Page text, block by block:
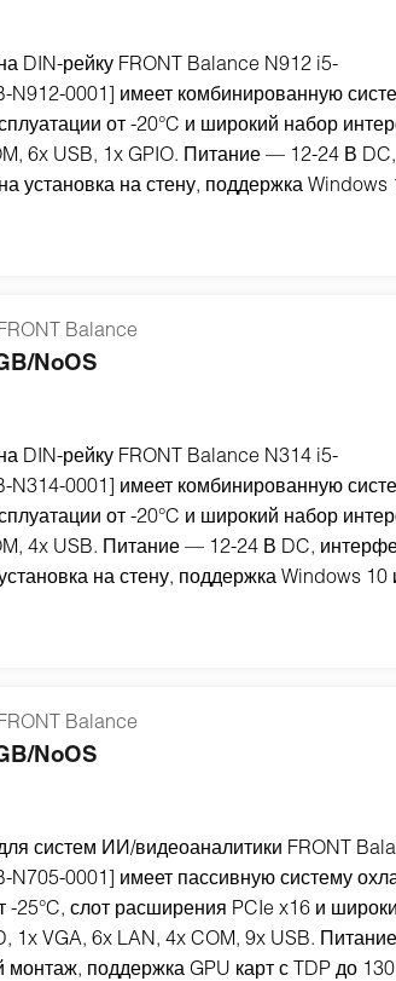
DIN-рейку FRONT Balance N912 i5-
N912-0001] имеет комбинированную
от -20°C и широкий набор
6x USB, 1x GPIO. Питание — 12-24 В
установка на стену, поддержка Windows
Balance
NoOS
DIN-рейку FRONT Balance N314 i5-
N314-0001] имеет комбинированную
от -20°C и широкий набор
4x USB. Питание — 12-24 В DC,
на стену, поддержка Windows 10
Balance
NoOS
систем ИИ/видеоаналитики FRONT
N705-0001] имеет пассивную систему
-25°C, слот расширения PCIe x16 и
1x VGA, 6x LAN, 4x COM, 9x USB.
поддержка GPU карт с TDP до